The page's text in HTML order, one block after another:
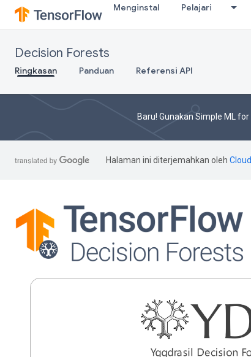
Menginstal Pelajari
Decision Forests
Ringkasan Panduan Referensi API
Baru! Gunakan Simple ML
Halaman ini diterjemahkan oleh